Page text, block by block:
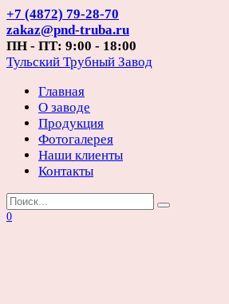
Перейти
к
содержанию
+7 (4872) 79-28-70
zakaz@pnd-truba.ru
ПН - ПТ: 9:00 - 18:00
Тульский Трубный Завод
Главная
О заводе
Продукция
Фотогалерея
Наши клиенты
Контакты
Search
for:
0